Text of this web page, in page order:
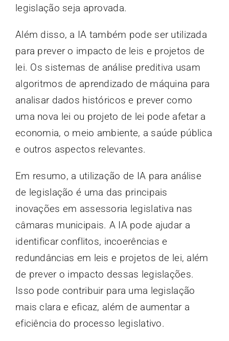
legislação seja aprovada.
Além disso, a IA também pode ser utilizada
para prever o impacto de leis e projetos de
lei. Os sistemas de análise preditiva usam
algoritmos de aprendizado de máquina para
analisar dados históricos e prever como
uma nova lei ou projeto de lei pode afetar a
economia, o meio ambiente, a saúde pública
e outros aspectos relevantes.
Em resumo, a utilização de IA para análise
de legislação é uma das principais
inovações em assessoria legislativa nas
câmaras municipais. A IA pode ajudar a
identificar conflitos, incoerências e
redundâncias em leis e projetos de lei, além
de prever o impacto dessas legislações.
Isso pode contribuir para uma legislação
mais clara e eficaz, além de aumentar a
eficiência do processo legislativo.